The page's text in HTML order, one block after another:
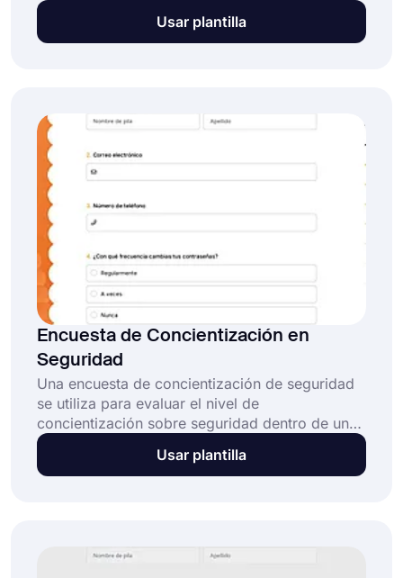
entorno escolar. Puede ayudar a educadores y
administradores a comprender las fuentes de
estrés escolar en pocos minutos y sin costo.
Usar plantilla
Encuesta de Concientización en
Seguridad
Una encuesta de concientización de seguridad
se utiliza para evaluar el nivel de
concientización sobre seguridad dentro de una
organización entre sus empleados. Puede
ayudar a una empresa a identificar puntos
sin costo alguno!
Usar plantilla